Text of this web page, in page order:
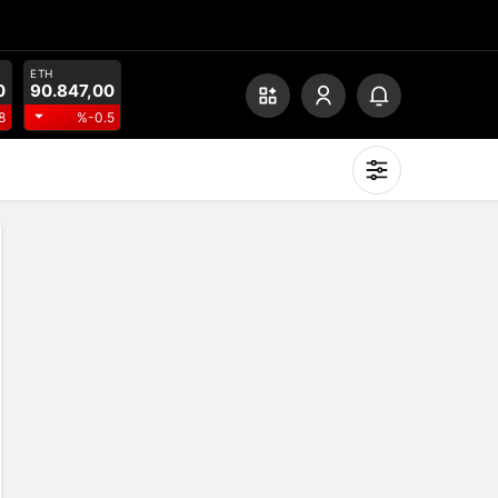
ETH
90.847,00
%-0.5
Mod
değiştir